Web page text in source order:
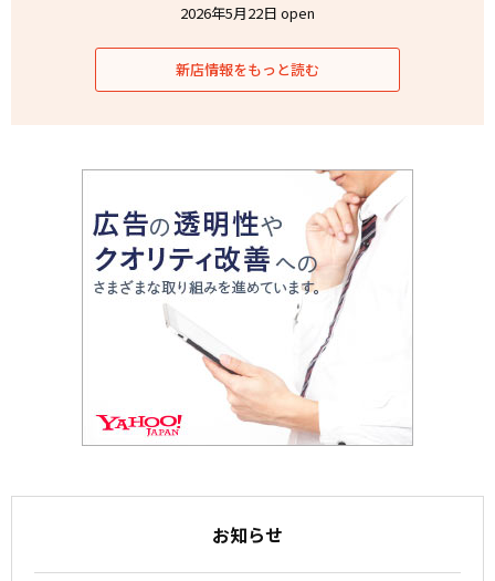
2026年5月22日 open
新店情報をもっと読む
お知らせ